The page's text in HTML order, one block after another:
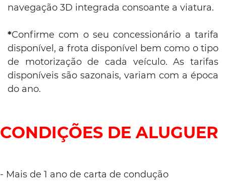
navegação 3D integrada consoante a viatura.
*Confirme com o seu concessionário a tarifa
disponível, a frota disponível bem como o tipo
de motorização de cada veículo. As tarifas
disponíveis são sazonais, variam com a época
do ano.
CONDIÇÕES DE ALUGUER
- Mais de 1 ano de carta de condução